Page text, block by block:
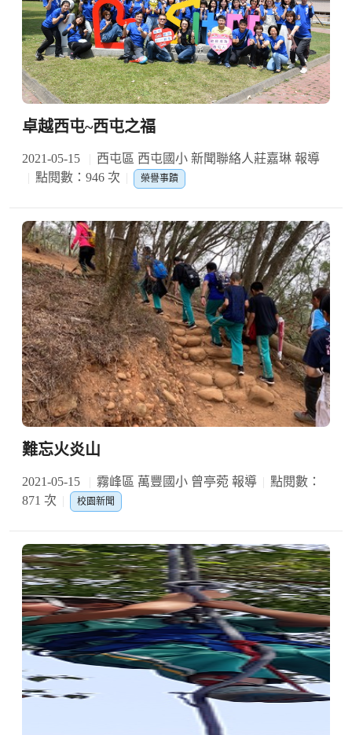
卓越西屯~西屯之福
2021-05-15
西屯區 西屯國小 新聞聯絡人莊嘉琳 報導
點閱數：946 次
榮譽事蹟
難忘火炎山
2021-05-15 霧峰區 萬豐國小 曾亭菀 報導
點閱數：
871 次
校園新聞